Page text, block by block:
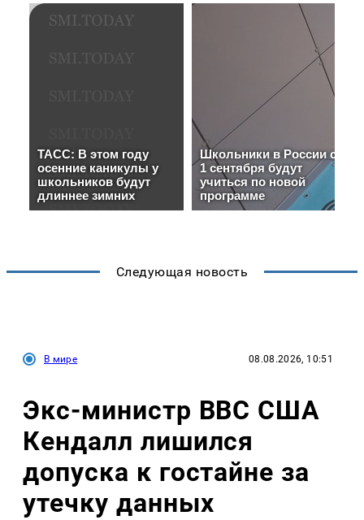
Следующая новость
В мире 08.08.2026, 10:51
Экс-министр ВВС США
Кендалл лишился
допуска к гостайне за
утечку данных